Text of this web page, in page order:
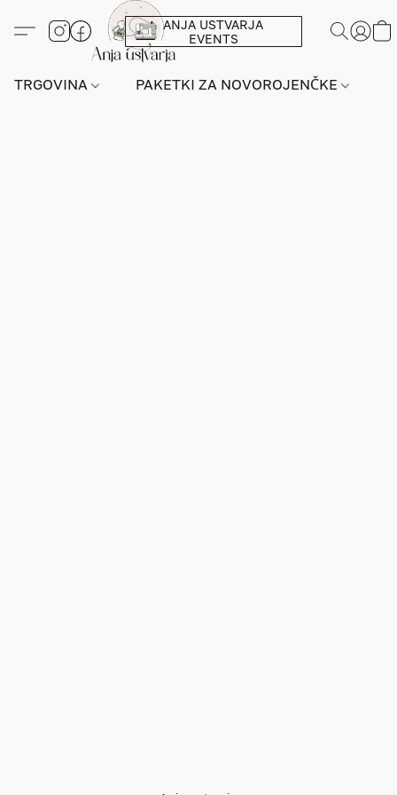
ANJA USTVARJA
EVENTS
TRGOVINA PAKETKI ZA NOVOROJENČKE